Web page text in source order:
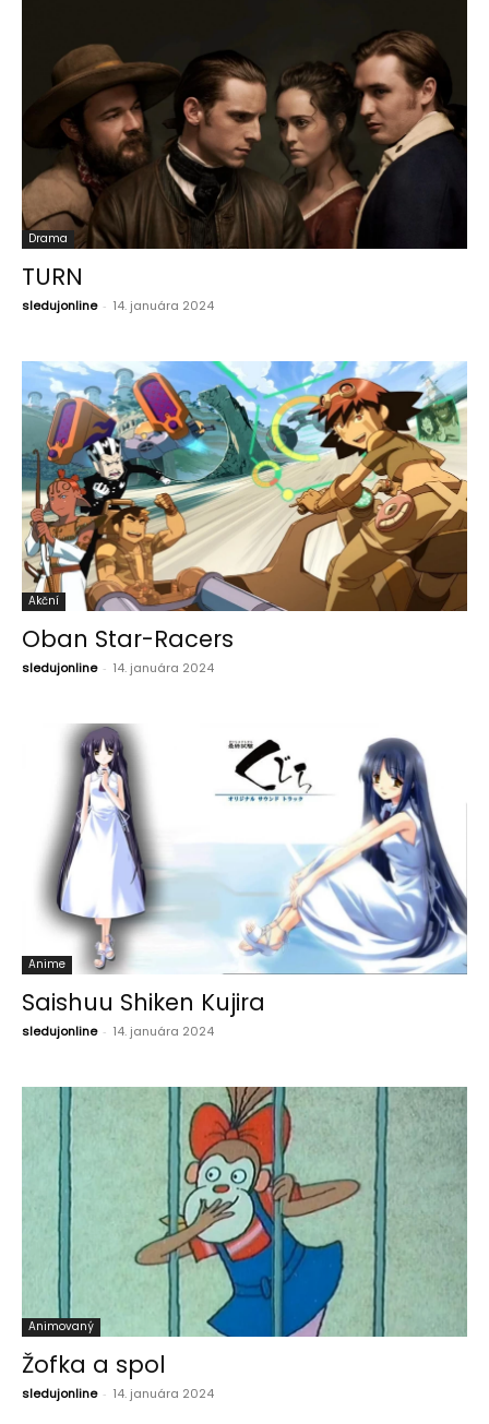
Drama
TURN
sledujonline - 14. januára 2024
Akční
Oban Star-Racers
sledujonline - 14. januára 2024
Anime
Saishuu Shiken Kujira
sledujonline - 14. januára 2024
Animovaný
Žofka a spol
sledujonline - 14. januára 2024